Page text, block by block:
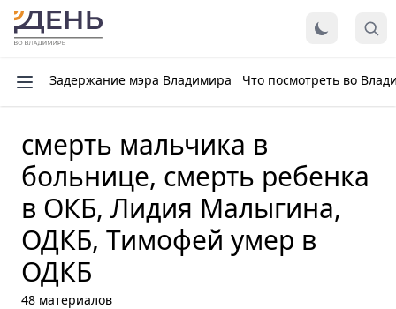
Задержание мэра Владимира Что посмотреть во
смерть мальчика в
больнице, смерть ребенка
в ОКБ, Лидия Малыгина,
ОДКБ, Тимофей умер в
ОДКБ
48 материалов